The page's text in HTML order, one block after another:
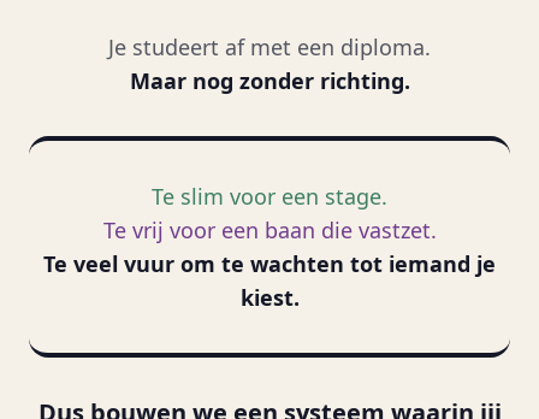
Je studeert af met een diploma.
Maar nog zonder richting.
Te slim voor een stage.
Te vrij voor een baan die vastzet.
Te veel vuur om te wachten tot iemand je
kiest.
Dus bouwen we een systeem waarin jij